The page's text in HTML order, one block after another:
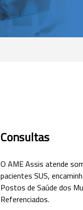
Consultas
O AME Assis atende
pacientes SUS,
Postos de Saúde dos
Referenciados.